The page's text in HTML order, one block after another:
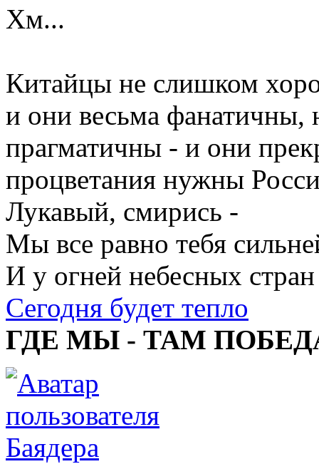
Хм...
Китайцы не слишком
и они весьма фанатичны,
прагматичны - и они
процветания нужны
Лукавый, смирись -
Мы все равно тебя
И у огней небесных стран
Сегодня будет тепло
ГДЕ МЫ - ТАМ
Баядера